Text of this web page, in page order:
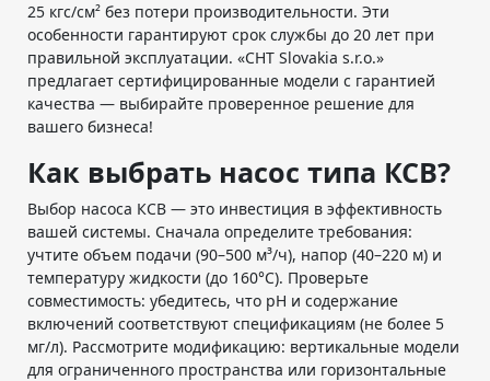
25 кгс/см² без потери производительности. Эти
особенности гарантируют срок службы до 20 лет при
правильной эксплуатации. «СНТ Slovakia s.r.o.»
предлагает сертифицированные модели с гарантией
качества — выбирайте проверенное решение для
вашего бизнеса!
Как выбрать насос типа КСВ?
Выбор насоса КСВ — это инвестиция в эффективность
вашей системы. Сначала определите требования:
учтите объем подачи (90–500 м³/ч), напор (40–220 м) и
температуру жидкости (до 160°C). Проверьте
совместимость: убедитесь, что pH и содержание
включений соответствуют спецификациям (не более 5
мг/л). Рассмотрите модификацию: вертикальные модели
для ограниченного пространства или горизонтальные